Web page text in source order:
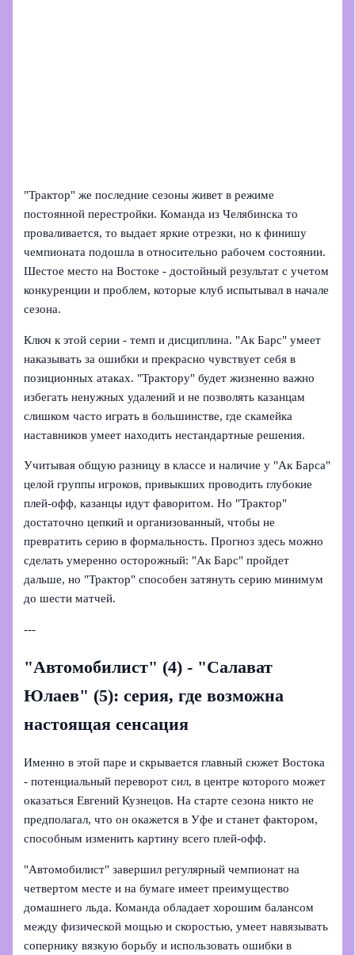
"Трактор" же последние сезоны живет в режиме
постоянной перестройки. Команда из Челябинска то
проваливается, то выдает яркие отрезки, но к финишу
чемпионата подошла в относительно рабочем состоянии.
Шестое место на Востоке - достойный результат с учетом
конкуренции и проблем, которые клуб испытывал в начале
сезона.
Ключ к этой серии - темп и дисциплина. "Ак Барс" умеет
наказывать за ошибки и прекрасно чувствует себя в
позиционных атаках. "Трактору" будет жизненно важно
избегать ненужных удалений и не позволять казанцам
слишком часто играть в большинстве, где скамейка
наставников умеет находить нестандартные решения.
Учитывая общую разницу в классе и наличие у "Ак Барса"
целой группы игроков, привыкших проводить глубокие
плей-офф, казанцы идут фаворитом. Но "Трактор"
достаточно цепкий и организованный, чтобы не
превратить серию в формальность. Прогноз здесь можно
сделать умеренно осторожный: "Ак Барс" пройдет
дальше, но "Трактор" способен затянуть серию минимум
до шести матчей.
---
"Автомобилист" (4) - "Салават
Юлаев" (5): серия, где возможна
настоящая сенсация
Именно в этой паре и скрывается главный сюжет Востока
- потенциальный переворот сил, в центре которого может
оказаться Евгений Кузнецов. На старте сезона никто не
предполагал, что он окажется в Уфе и станет фактором,
способным изменить картину всего плей-офф.
"Автомобилист" завершил регулярный чемпионат на
четвертом месте и на бумаге имеет преимущество
домашнего льда. Команда обладает хорошим балансом
между физической мощью и скоростью, умеет навязывать
сопернику вязкую борьбу и использовать ошибки в